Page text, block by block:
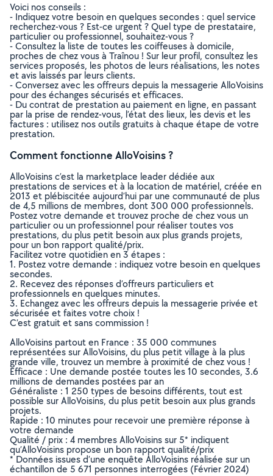
Voici nos conseils :
- Indiquez votre besoin en quelques secondes : quel service
recherchez-vous ? Est-ce urgent ? Quel type de prestataire,
particulier ou professionnel, souhaitez-vous ?
- Consultez la liste de toutes les coiffeuses à domicile,
proches de chez vous à Traînou ! Sur leur profil, consultez les
services proposés, les photos de leurs réalisations, les notes
et avis laissés par leurs clients.
- Conversez avec les offreurs depuis la messagerie AlloVoisins
pour des échanges sécurisés et efficaces.
- Du contrat de prestation au paiement en ligne, en passant
par la prise de rendez-vous, l’état des lieux, les devis et les
factures : utilisez nos outils gratuits à chaque étape de votre
prestation.
Comment fonctionne AlloVoisins ?
AlloVoisins c’est la marketplace leader dédiée aux
prestations de services et à la location de matériel, créée en
2013 et plébiscitée aujourd’hui par une communauté de plus
de 4,5 millions de membres, dont 300 000 professionnels.
Postez votre demande et trouvez proche de chez vous un
particulier ou un professionnel pour réaliser toutes vos
prestations, du plus petit besoin aux plus grands projets,
pour un bon rapport qualité/prix.
Facilitez votre quotidien en 3 étapes :
1. Postez votre demande : indiquez votre besoin en quelques
secondes.
2. Recevez des réponses d’offreurs particuliers et
professionnels en quelques minutes.
3. Echangez avec les offreurs depuis la messagerie privée et
sécurisée et faites votre choix !
C’est gratuit et sans commission !
AlloVoisins partout en France : 35 000 communes
représentées sur AlloVoisins, du plus petit village à la plus
grande ville, trouvez un membre à proximité de chez vous !
Efficace : Une demande postée toutes les 10 secondes, 3.6
millions de demandes postées par an
Généraliste : 1 250 types de besoins différents, tout est
possible sur AlloVoisins, du plus petit besoin aux plus grands
projets.
Rapide : 10 minutes pour recevoir une première réponse à
votre demande
Qualité / prix : 4 membres AlloVoisins sur 5* indiquent
qu’AlloVoisins propose un bon rapport qualité/prix
* Données issues d’une enquête AlloVoisins réalisée sur un
échantillon de 5 671 personnes interrogées (Février 2024)